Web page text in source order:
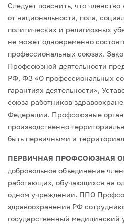
Следует пояснить, что
от национальности, пола,
политических и религиозных
не может одновременно
профессиональных союзах.
Профсоюзной деятельности
РФ, ФЗ «О профессиональных
гарантиях деятельности»,
союза работников
Федерации. Профсоюзные
производственно-
быть первичными и
ПЕРВИЧНАЯ ПРОФСОЮЗНАЯ
добровольное объединение
работающих, обучающихся на
одном учреждении. ППО
здравоохранения РФ
государственный медицинский